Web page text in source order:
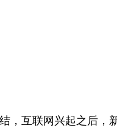
，互联网兴起之后，